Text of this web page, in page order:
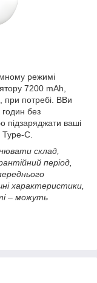
режимі
7200 mAh,
при потребі. ВВи
без
підзаряджати ваші
C.
склад,
період,
характеристики,
– можуть